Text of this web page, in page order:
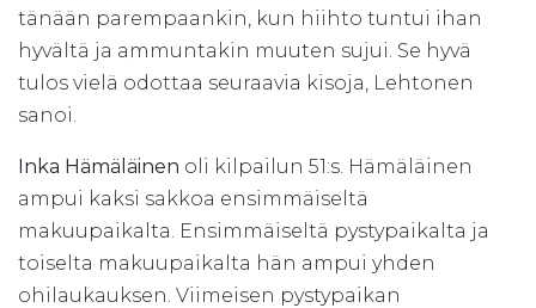
tänään parempaankin, kun hiihto tuntui ihan
hyvältä ja ammuntakin muuten sujui. Se hyvä
tulos vielä odottaa seuraavia kisoja, Lehtonen
sanoi.
Inka Hämäläinen oli kilpailun 51:s. Hämäläinen
ampui kaksi sakkoa ensimmäiseltä
makuupaikalta. Ensimmäiseltä pystypaikalta ja
toiselta makuupaikalta hän ampui yhden
ohilaukauksen. Viimeisen pystypaikan